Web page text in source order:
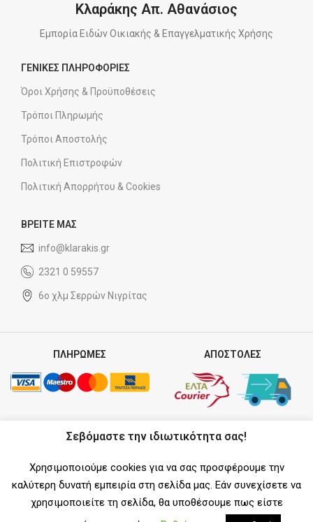
Κλαράκης Απ. Αθανάσιος
Εμπορία Ειδών Οικιακής & Επαγγελματικής Χρήσης
ΓΕΝΙΚΕΣ ΠΛΗΡΟΦΟΡΙΕΣ
Όροι Χρήσης & Προϋποθέσεις
Τρόποι Πληρωμής
Τρόποι Αποστολής
Πολιτική Επιστροφών
Πολιτική Απορρήτου & Cookies
ΒΡΕΙΤΕ ΜΑΣ
info@klarakis.gr
2321 0 59557
6ο χλμ Σερρών Νιγρίτας
ΠΛΗΡΩΜΕΣ ΑΠΟΣΤΟΛΕΣ
ΣΥΝΕΡΓΑΤΗΣ
SOCIAL MEDIA
Σεβόμαστε την ιδιωτικότητα σας!
Χρησιμοποιούμε cookies για να σας προσφέρουμε την
καλύτερη δυνατή εμπειρία στη σελίδα μας. Εάν συνεχίσετε να
χρησιμοποιείτε τη σελίδα, θα υποθέσουμε πως είστε